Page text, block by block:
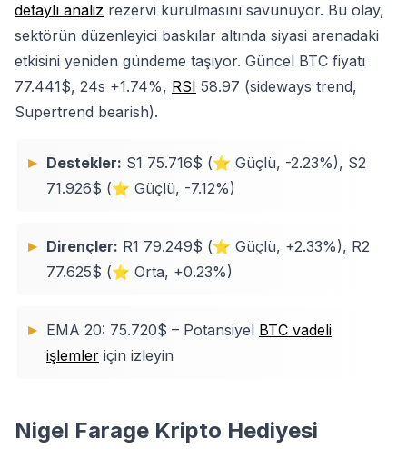
detaylı analiz rezervi kurulmasını savunuyor. Bu olay,
sektörün düzenleyici baskılar altında siyasi arenadaki
etkisini yeniden gündeme taşıyor. Güncel BTC fiyatı
77.441$, 24s +1.74%, RSI 58.97 (sideways trend,
Supertrend bearish).
Destekler: S1 75.716$ (⭐ Güçlü, -2.23%), S2
71.926$ (⭐ Güçlü, -7.12%)
Dirençler: R1 79.249$ (⭐ Güçlü, +2.33%), R2
77.625$ (⭐ Orta, +0.23%)
EMA 20: 75.720$ – Potansiyel BTC vadeli
işlemler için izleyin
Nigel Farage Kripto Hediyesi